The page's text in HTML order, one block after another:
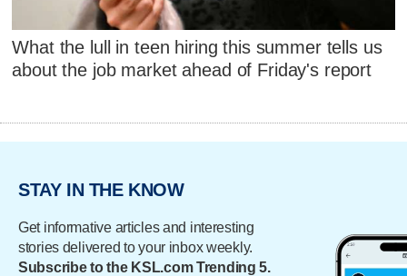
What the lull in teen hiring this summer tells us
about the job market ahead of Friday's report
STAY IN THE KNOW
Get informative articles and interesting
stories delivered to your inbox weekly.
Subscribe to the KSL.com Trending 5.